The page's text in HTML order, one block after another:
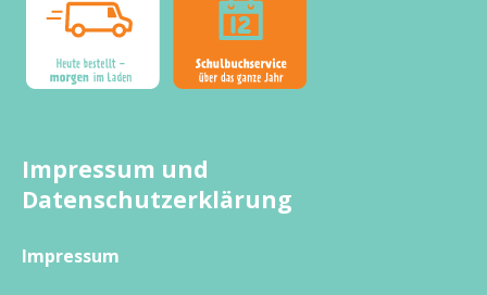
Impressum und
Datenschutzerklärung
Impressum